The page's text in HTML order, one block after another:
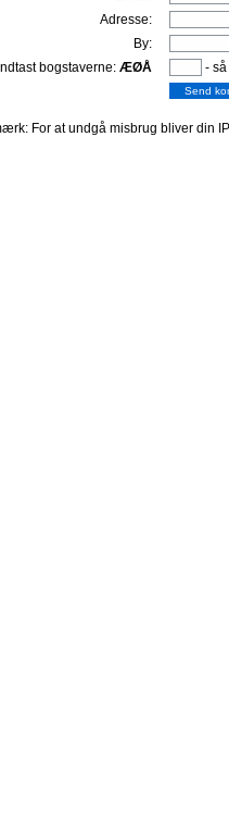
Adresse:
By:
Indtast bogstaverne: ÆØÅ -
For at undgå misbrug bliver din